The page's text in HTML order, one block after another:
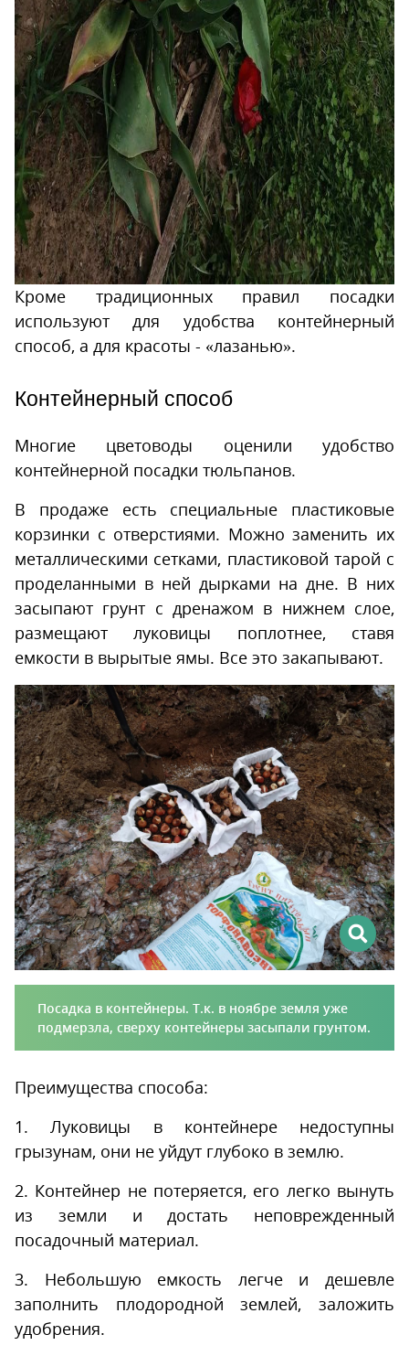
Кроме традиционных правил посадки
используют для удобства контейнерный
способ, а для красоты - «лазанью».
Контейнерный способ
Многие цветоводы оценили удобство
контейнерной посадки тюльпанов.
В продаже есть специальные пластиковые
корзинки с отверстиями. Можно заменить их
металлическими сетками, пластиковой тарой с
проделанными в ней дырками на дне. В них
засыпают грунт с дренажом в нижнем слое,
размещают луковицы поплотнее, ставя
емкости в вырытые ямы. Все это закапывают.
Посадка в контейнеры. Т.к. в ноябре земля уже
подмерзла, сверху контейнеры засыпали грунтом.
Преимущества способа:
1. Луковицы в контейнере недоступны
грызунам, они не уйдут глубоко в землю.
2. Контейнер не потеряется, его легко вынуть
из земли и достать неповрежденный
посадочный материал.
3. Небольшую емкость легче и дешевле
заполнить плодородной землей, заложить
удобрения.